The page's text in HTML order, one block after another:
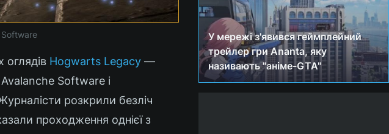
оглядів Hogwarts Legacy —
Avalanche Software і
розкрили безліч
проходження однієї з
У мережі з'явився геймплейний
трейлер гри Ananta, яку
називають "аніме-GTA"